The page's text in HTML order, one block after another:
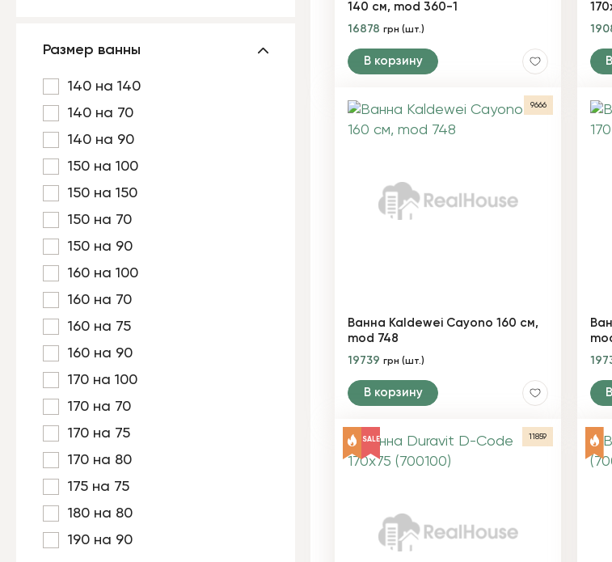
Размер ванны
140 на 140
140 на 70
140 на 90
150 на 100
150 на 150
150 на 70
150 на 90
160 на 100
160 на 70
160 на 75
160 на 90
170 на 100
170 на 70
170 на 75
170 на 80
175 на 75
180 на 80
190 на 90
140 см, mod 360-1
16878 грн (шт.)
В корзину
9666
Ванна Kaldewei Cayono 160 см,
mod 748
19739 грн (шт.)
В корзину
SALE 11859